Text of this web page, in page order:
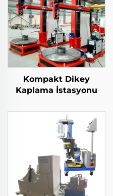
Kompakt Dikey
Kaplama İstasyonu